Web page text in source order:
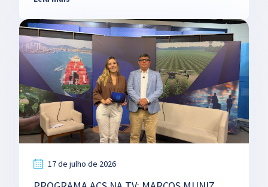
17 de julho de 2026